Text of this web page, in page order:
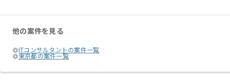
他の案件を見る
ITコンサルタントの案件一覧
東京都の案件一覧